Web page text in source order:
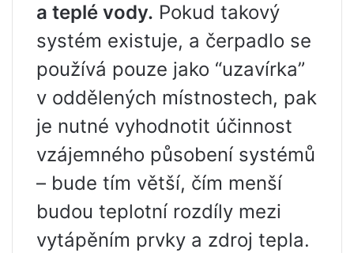
a teplé vody. Pokud takový
systém existuje, a čerpadlo se
používá pouze jako “uzavírka”
v oddělených místnostech, pak
je nutné vyhodnotit účinnost
vzájemného působení systémů
– bude tím větší, čím menší
budou teplotní rozdíly mezi
vytápěním prvky a zdroj tepla.